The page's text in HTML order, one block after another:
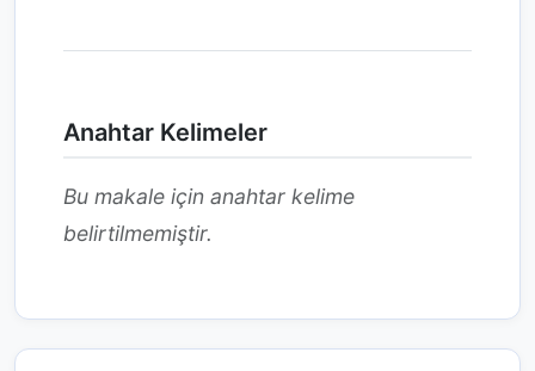
Anahtar Kelimeler
Bu makale için anahtar kelime
belirtilmemiştir.